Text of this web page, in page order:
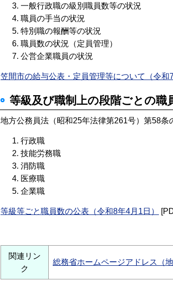
一般行政職の級別職員数等の状況
職員の手当の状況
特別職の報酬等の状況
職員数の状況（定員管理）
公営企業職員の状況
笠間市の給与公表・定員管理等について（令和7
等級及び職制上の段階ごとの職
地方公務員法（昭和25年法律第261号）第58条
行政職
技能労務職
消防職
医療職
企業職
等級等ごと職員数の公表（令和8年4月1日）
関連リン
ク
総務省ホームページアドレス（